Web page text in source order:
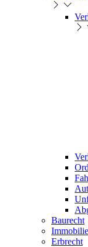
Baurecht
Erbrecht